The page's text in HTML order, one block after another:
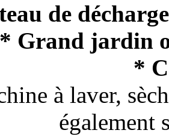
de
* Grand jardin
*
à laver,
également